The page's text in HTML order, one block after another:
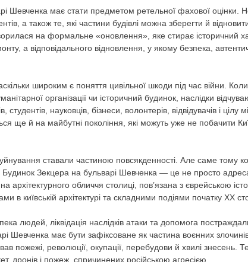
має стати предметом ретельної фахової оцінки.
а також те, які частини будівлі можна зберегти й
на формальне «оновлення», яке стирає історичний
а відповідального відновлення, у якому безпека,
широким є поняття цивільної шкоди під час війни.
організації чи історичний будинок, наслідки
науковців, бізнеси, волонтерів, відвідувачів і цілу
ще й на майбутні покоління, які можуть уже не побачити
ставали частиною повсякденності. Але саме тому
Будинок Зекцера на бульварі Шевченка — це не просто
обличчя столиці, пов’язана з єврейською
в київській архітектурі та складними подіями початку ХХ
людей, ліквідація наслідків атаки та допомога
Шевченка має бути зафіксоване як частина воєнних злочинів
пожежі, революції, окупації, перебудови й хвилі знесень.
дронів і пожеж, спричинених російською агресією.